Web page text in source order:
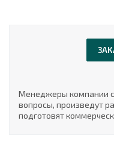
Менеджеры компании
вопросы, произведут
подготовят